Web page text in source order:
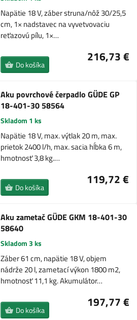
Napätie 18 V, záber struna/nôž 30/25,5
cm, 1× nadstavec na vyvetvovaciu
reťazovú pílu, 1×…
216,73 €
Do košíka
Aku povrchové čerpadlo GÜDE GP
18-401-30 58564
Skladom 1 ks
Napätie 18 V, max. výtlak 20 m, max.
prietok 2400 l/h, max. sacia hĺbka 6 m,
hmotnosť 3,8 kg.…
119,72 €
Do košíka
Aku zametač GÜDE GKM 18-401-30
58640
Skladom 3 ks
Záber 61 cm, napätie 18 V, objem
nádrže 20 l, zametací výkon 1800 m2,
hmotnosť 11,1 kg. Akumulátor…
197,77 €
Do košíka